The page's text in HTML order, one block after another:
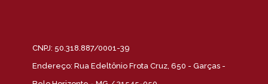
CNPJ: 50.318.887/0001-39
Endereço: Rua Edeltônio Frota Cruz, 650 - Garças -